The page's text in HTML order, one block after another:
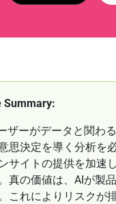
Summary:
ザーがデータと関わ
思決定を導く分析を
サイトの提供を加速
真の価値は、AIが製
これによりリスクが